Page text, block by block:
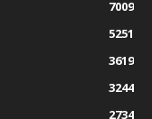
7009
5251
3619
3244
2734